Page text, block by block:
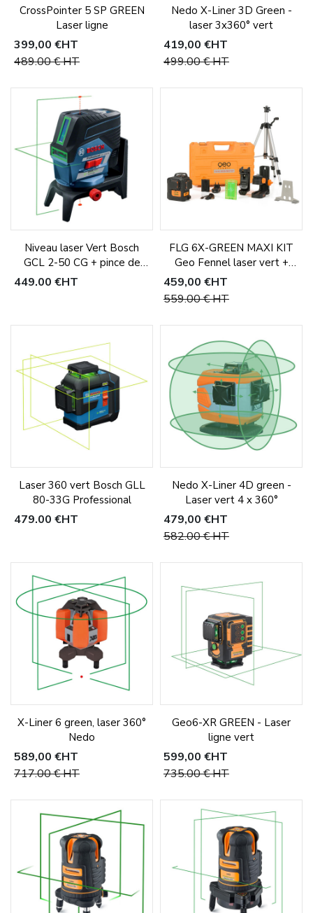
CrossPointer 5 SP GREEN
Laser ligne
399,00 €HT
489,00 €HT
Nedo X-Liner 3D Green -
laser 3x360° vert
419,00 €HT
499,00 €HT
Niveau laser Vert Bosch
GCL 2-50 CG + pince de
plafond
449,00 €HT
FLG 6X-GREEN MAXI KIT
Geo Fennel laser vert +
trépied
459,00 €HT
559,00 €HT
Laser 360 vert Bosch GLL
80-33G Professional
479,00 €HT
Nedo X-Liner 4D green -
Laser vert 4 x 360°
479,00 €HT
582,00 €HT
X-Liner 6 green, laser 360°
Nedo
589,00 €HT
717,00 €HT
Geo6-XR GREEN - Laser
ligne vert
599,00 €HT
735,00 €HT